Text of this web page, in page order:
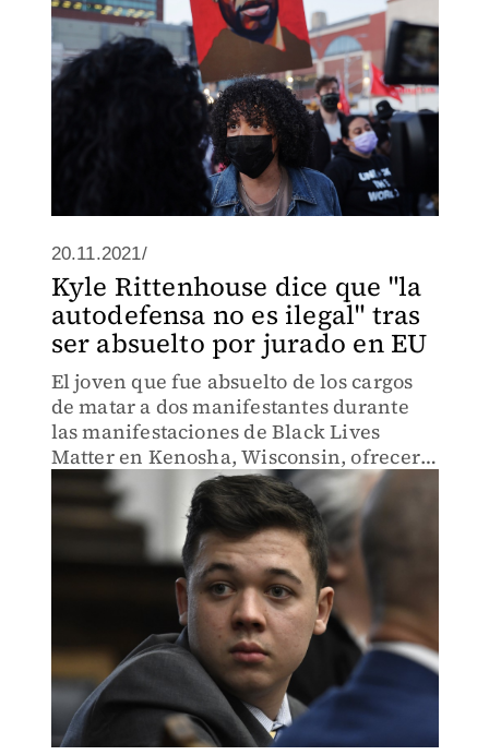
20.11.2021/
Kyle Rittenhouse dice que "la
autodefensa no es ilegal" tras
ser absuelto por jurado en EU
El joven que fue absuelto de los cargos
de matar a dos manifestantes durante
las manifestaciones de Black Lives
Matter en Kenosha, Wisconsin, ofrecerá
una entrevista a Fox News este lunes.